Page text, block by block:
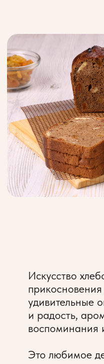
Организационная